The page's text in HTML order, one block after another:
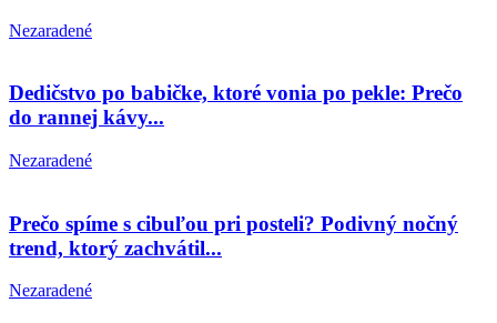
Nezaradené
Dedičstvo po babičke, ktoré vonia po pekle: Prečo
do rannej kávy...
Nezaradené
Prečo spíme s cibuľou pri posteli? Podivný nočný
trend, ktorý zachvátil...
Nezaradené